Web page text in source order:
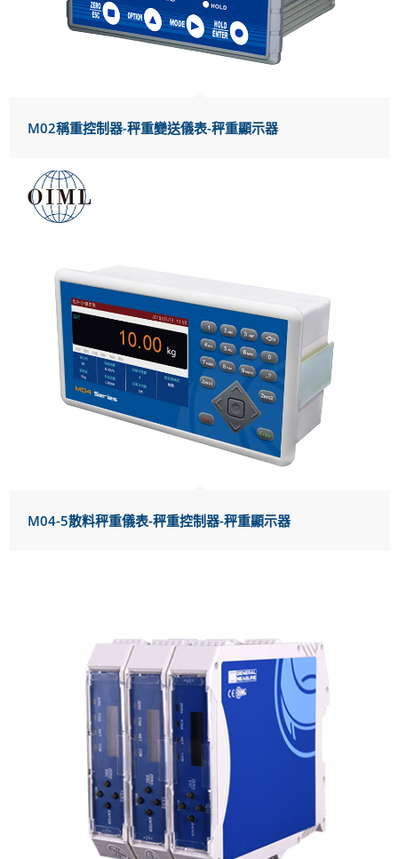
M02稱重控制器-秤重變送儀表-秤重顯示器
M04-5散料秤重儀表-秤重控制器-秤重顯示器